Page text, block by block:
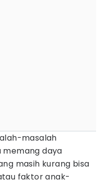
masalah
memang daya
masih kurang bisa
faktor anak-